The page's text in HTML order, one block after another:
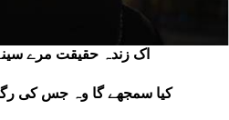
اک زندہ حقیقت مرے
کیا سمجھے گا وہ جس کی